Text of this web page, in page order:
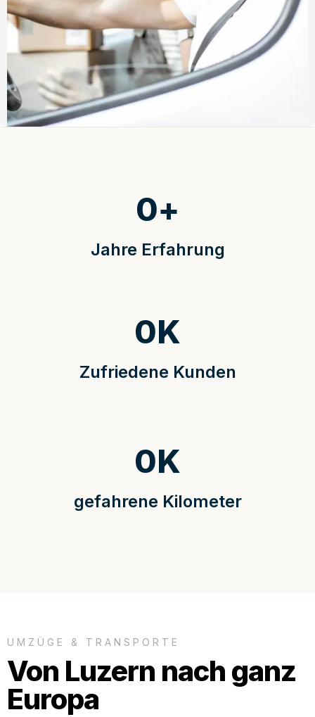
Jahre Erfahrung
0+
Zufriedene Kunden
0K
gefahrene Kilometer
0K
UMZÜGE & TRANSPORTE
Von Luzern nach ganz
Europa